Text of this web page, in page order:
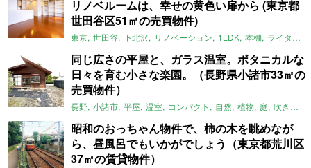
リノベルームは、幸せの黄色い扉から (東京都
世田谷区51㎡の売買物件)
東京 世田谷 下北沢 リノベーション 1LDK 本棚 ライター：ほしりょうこ
同じ広さの平屋と、ガラス温室。ボタニカルな
日々を育む小さな楽園。（長野県小諸市33㎡の
売買物件）
長野 小諸市 平屋 温室 コンパクト 自然 植物 庭 吹き抜け
昭和のおっちゃん物件で、柿の木を眺めなが
ら、昼風呂でもいかがでしょう（東京都荒川区
37㎡の賃貸物件）